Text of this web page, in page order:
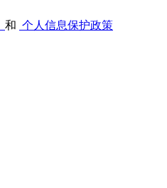
和 个人信息保护政策